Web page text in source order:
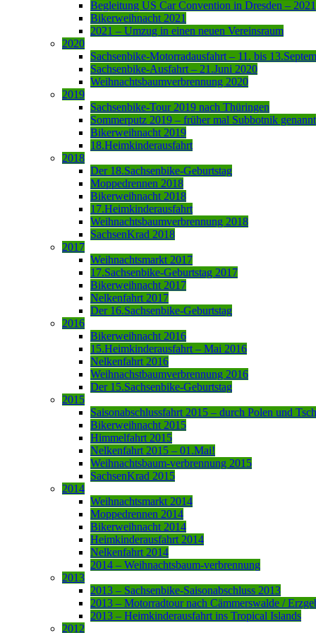
Begleitung US Car Convention in Dresden – 2021
Bikerweihnacht 2021
2021 – Umzug in einen neuen Vereinsraum
2020
Sachsenbike-Motorradausfahrt – 11. bis
Sachsenbike-Ausfahrt – 21.Juni 2020
Weihnachtsbaumverbrennung 2020
2019
Sachsenbike-Tour 2019 nach Thüringen
Sommerputz 2019 – früher mal Subbotnik genannt
Bikerweihnacht 2019
18.Heimkinderausfahrt
2018
Der 18.Sachsenbike-Geburtstag
Moppedrennen 2018
Bikerweihnacht 2018
17.Heimkinderausfahrt
Weihnachtsbaumverbrennung 2018
SachsenKrad 2018
2017
Weihnachtsmarkt 2017
17.Sachsenbike-Geburtstag 2017
Bikerweihnacht 2017
Nelkenfahrt 2017
Der 16.Sachsenbike-Geburtstag
2016
Bikerweihnacht 2016
15.Heimkinderausfahrt – Mai 2016
Nelkenfahrt 2016
Weihnachstbaumverbrennung 2016
Der 15.Sachsenbike-Geburtstag
2015
Saisonabschlussfahrt 2015 – durch Polen und
Bikerweihnacht 2015
Himmelfahrt 2015
Nelkenfahrt 2015 – 01.Mai!
Weihnachtsbaum-verbrennung 2015
SachsenKrad 2015
2014
Weihnachtsmarkt 2014
Moppedrennen 2014
Bikerweihnacht 2014
Heimkinderausfahrt 2014
Nelkenfahrt 2014
2014 – Weihnachtsbaum-verbrennung
2013
2013 – Sachsenbike-Saisonabschluss 2013
2013 – Motorradtour nach Cämmerswalde /
2013 – Heimkinderausfahrt ins Tropical Islands
2012